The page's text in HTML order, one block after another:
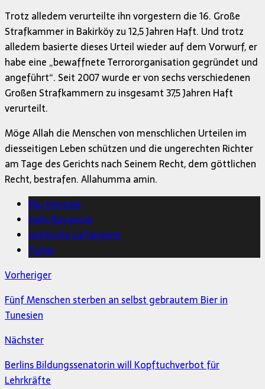
Trotz alledem verurteilte ihn vorgestern die 16. Große
Strafkammer in Bakirköy zu 12,5 Jahren Haft. Und trotz
alledem basierte dieses Urteil wieder auf dem Vorwurf, er
habe eine „bewaffnete Terrororganisation gegründet und
angeführt“. Seit 2007 wurde er von sechs verschiedenen
Großen Strafkammern zu insgesamt 37,5 Jahren Haft
verurteilt.
Möge Allah die Menschen von menschlichen Urteilen im
diesseitigen Leben schützen und die ungerechten Richter
am Tage des Gerichts nach Seinem Recht, dem göttlichen
Recht, bestrafen. Allahumma amin.
Ebu Hanzala
Halis Bayancuk
politische Gefangene
Türkei
Vorheriger
Fünf Menschen sterben an selbst gebrautem Bier in
Tunesien
Nächster
Berlins Bildungssenatorin will Kopftuchverbot für
Lehrkräfte